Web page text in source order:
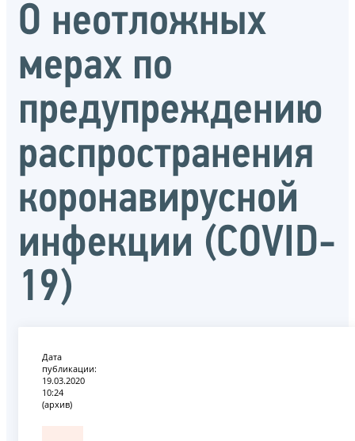
О неотложных
мерах по
предупреждению
распространения
коронавирусной
инфекции (COVID-
19)
Дата
публикации:
19.03.2020
10:24
(архив)